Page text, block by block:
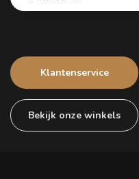
Klantenservice
Bekijk onze winkels